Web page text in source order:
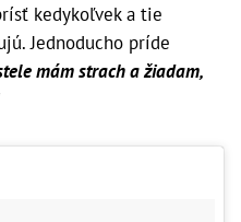
kedykoľvek a tie
Jednoducho príde
mám strach a žiadam,